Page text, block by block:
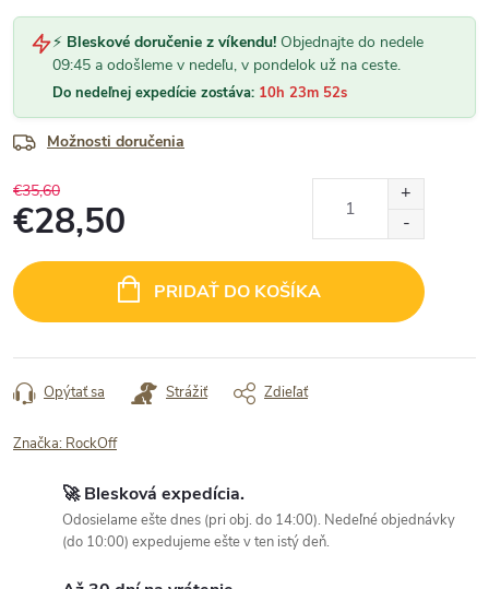
⚡ Bleskové doručenie z víkendu! Objednajte do nedele
09:45 a odošleme v nedeľu, v pondelok už na ceste.
Do nedeľnej expedície zostáva: 10h 23m 52s
Možnosti doručenia
€35,60
€28,50
cena:
PRIDAŤ DO KOŠÍKA
Opýtať sa Strážiť Zdieľať
Značka: RockOff
🚀 Blesková expedícia.
Odosielame ešte dnes (pri obj. do 14:00). Nedeľné objednávky
(do 10:00) expedujeme ešte v ten istý deň.